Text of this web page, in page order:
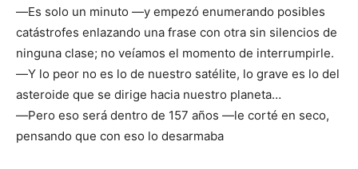
―Es solo un minuto ―y empezó enumerando posibles
catástrofes enlazando una frase con otra sin silencios de
ninguna clase; no veíamos el momento de interrumpirle.
―Y lo peor no es lo de nuestro satélite, lo grave es lo del
asteroide que se dirige hacia nuestro planeta…
―Pero eso será dentro de 157 años ―le corté en seco,
pensando que con eso lo desarmaba